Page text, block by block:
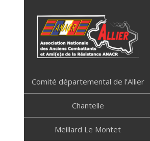
Comité départemental de l’Allier
Chantelle
Meillard Le Montet